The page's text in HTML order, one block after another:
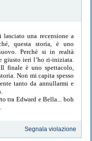
una recensione a
questa storia, è uno
Perché si in realtà
giusto ieri l’ho ri-iniziata.
finale è uno spettacolo,
Non mi capita spesso
tanto da annullarmi e
tra Edward e Bella... boh
Segnala violazione